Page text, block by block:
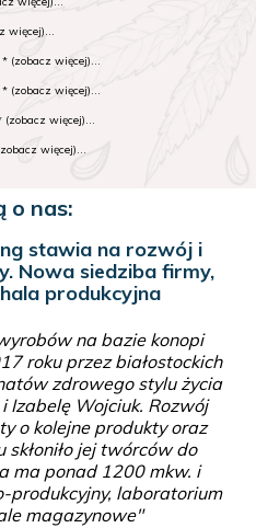
więcej)...
(zobacz więcej)...
(zobacz więcej)...
więcej)...
więcej)...
o nas:
stawia na rozwój i
Nowa siedziba firmy,
produkcyjna
na bazie konopi
roku przez białostockich
zdrowego stylu życia
Izabelę Wojciuk. Rozwój
o kolejne produkty oraz
skłoniło jej twórców do
ma ponad 1200 mkw. i
produkcyjny, laboratorium
magazynowe"